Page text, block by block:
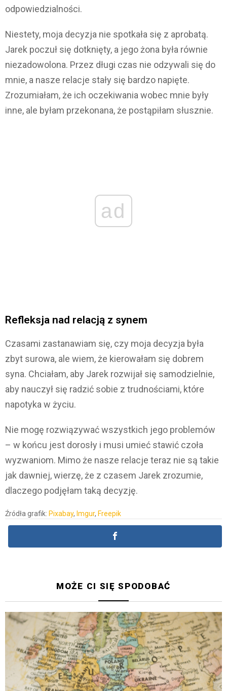
odpowiedzialności.
Niestety, moja decyzja nie spotkała się z aprobatą.
Jarek poczuł się dotknięty, a jego żona była równie
niezadowolona. Przez długi czas nie odzywali się do
mnie, a nasze relacje stały się bardzo napięte.
Zrozumiałam, że ich oczekiwania wobec mnie były
inne, ale byłam przekonana, że postąpiłam słusznie.
ad
Refleksja nad relacją z synem
Czasami zastanawiam się, czy moja decyzja była
zbyt surowa, ale wiem, że kierowałam się dobrem
syna. Chciałam, aby Jarek rozwijał się samodzielnie,
aby nauczył się radzić sobie z trudnościami, które
napotyka w życiu.
Nie mogę rozwiązywać wszystkich jego problemów
– w końcu jest dorosły i musi umieć stawić czoła
wyzwaniom. Mimo że nasze relacje teraz nie są takie
jak dawniej, wierzę, że z czasem Jarek zrozumie,
dlaczego podjęłam taką decyzję.
Źródła grafik: Pixabay, Imgur, Freepik
MOŻE CI SIĘ SPODOBAĆ